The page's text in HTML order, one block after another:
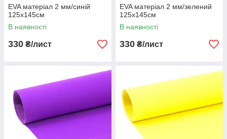
EVA матеріал 2 мм/синій
125х145см
В наявності
330 ₴/лист
EVA матеріал 2 мм/зелений
125х145см
В наявності
330 ₴/лист